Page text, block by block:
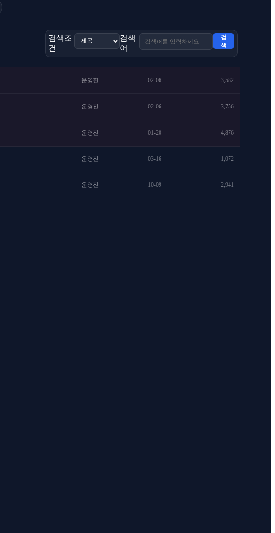
검색조
건
검색
어
검
색
운영진 02-06 3,582
운영진 02-06 3,756
운영진 01-20 4,876
운영진 03-16 1,072
운영진 10-09 2,941